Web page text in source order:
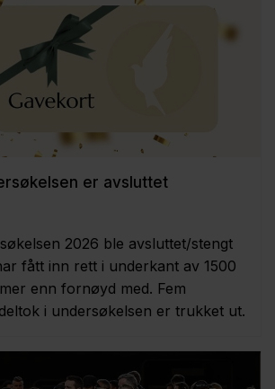
er avsluttet
2026 ble avsluttet/stengt
fått inn rett i underkant av 1500
enn fornøyd med. Fem
i undersøkelsen er trukket ut.